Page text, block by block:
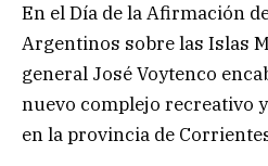
En el Día de la Afirmación
Argentinos sobre las Islas
general José Voytenco
nuevo complejo recreativo
en la provincia de